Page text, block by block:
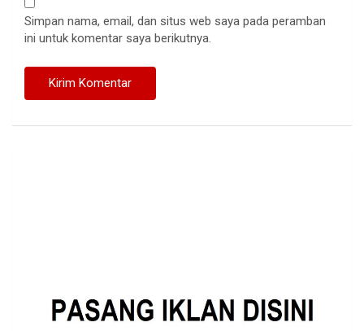
Simpan nama, email, dan situs web saya pada peramban
ini untuk komentar saya berikutnya.